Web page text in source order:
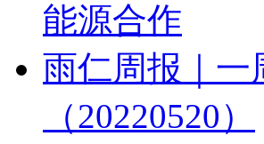
能源合作
雨仁周报｜一
（20220520）